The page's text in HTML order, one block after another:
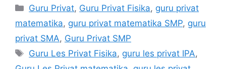
Categories
Guru Privat, Guru Privat Fisika, guru privat
matematika, guru privat matematika SMP, guru
privat SMA, Guru Privat SMP
Tags
Guru Les Privat Fisika, guru les privat IPA,